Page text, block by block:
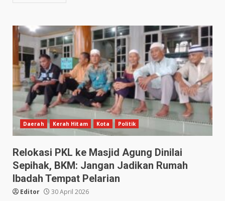
Daerah Kerah Hitam Kota Politik
Relokasi PKL ke Masjid Agung Dinilai
Sepihak, BKM: Jangan Jadikan Rumah
Ibadah Tempat Pelarian
Editor 30 April 2026